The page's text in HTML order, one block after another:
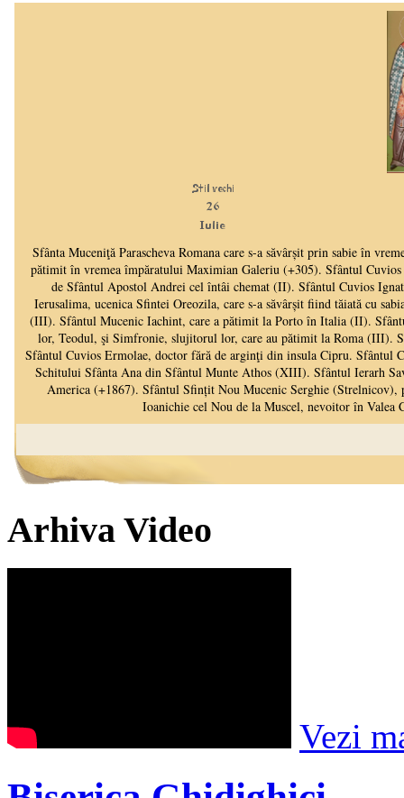
Arhiva Video
Vezi